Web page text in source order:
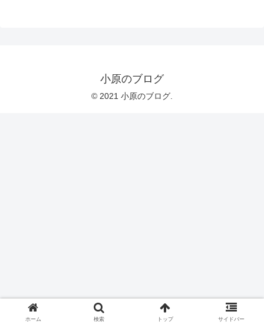
小原のブログ
© 2021 小原のブログ.
ホーム 検索 トップ サイドバー